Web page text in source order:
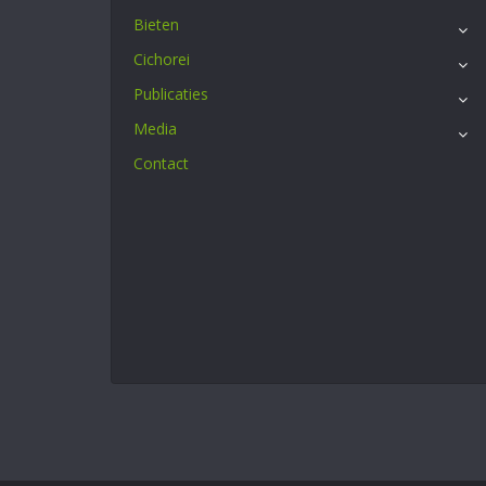
Bieten
Cichorei
Publicaties
Media
Contact